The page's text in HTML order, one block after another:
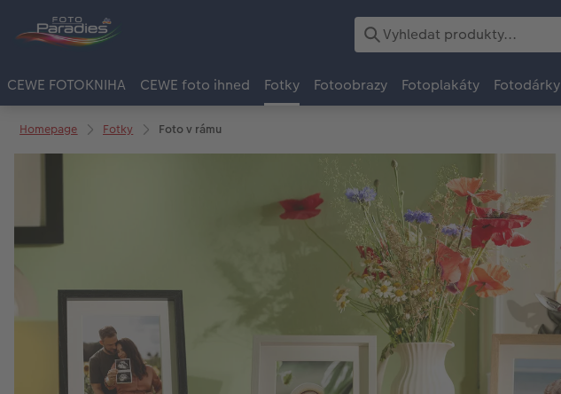
CEWE FOTOKNIHA CEWE foto ihned Fotky Fotoobrazy Fotoplakáty Fotodárky
Homepage Fotky Foto v rámu